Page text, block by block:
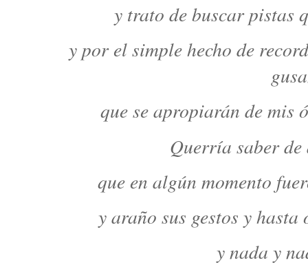
y trato de buscar pistas
y por el simple hecho de
que se apropiarán de mis
Querría saber
que en algún momento
y araño sus gestos y
y nada y